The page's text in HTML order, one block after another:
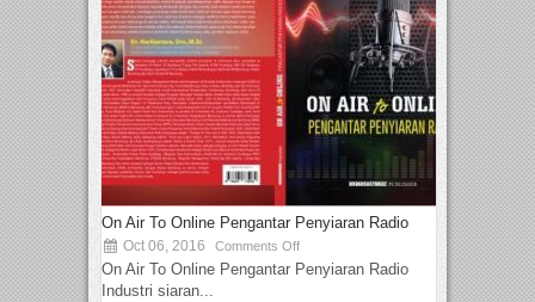
On Air To Online Pengantar Penyiaran Radio
Oct 06, 2016 Comments Off
On Air To Online Pengantar Penyiaran Radio
Industri siaran...